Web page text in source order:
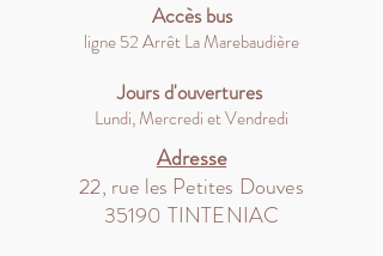
Accès bus
ligne 52 Arrêt La Marebaudière
Jours d'ouvertures
Lundi, Mercredi et Vendredi
Adresse
22, rue les Petites Douves
35190 TINTENIAC